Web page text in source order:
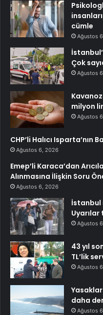
cümle
Ağustos
Çok
Ağustos
milyon
Ağustos
CHP’li Halıcı Isparta’nın
Ağustos 6, 2026
Emep’li Karaca’dan
Alınmasına İlişkin Soru
Ağustos 6, 2026
İstanbul
Ağustos
43 yıl
TL’lik
Ağustos
daha
Ağustos